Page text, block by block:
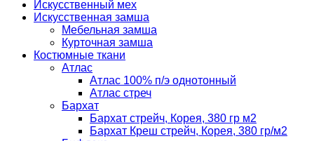
Искусственный мех
Искусственная замша
Мебельная замша
Курточная замша
Костюмные ткани
Атлас
Атлас 100% п/э однотонный
Атлас стреч
Бархат
Бархат стрейч, Корея, 380 гр м2
Бархат Креш стрейч, Корея, 380 гр/м2